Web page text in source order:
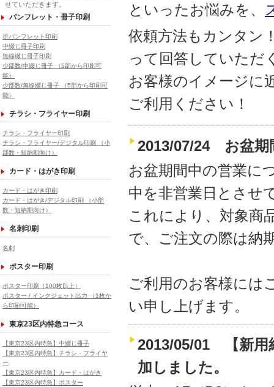
せていただきます。
といったお悩みを、
依頼方法もカンタン
って回答していただ
お客様のイメージに
ご利用ください！
2013/07/24 お盆期
お盆期間中の営業に
中を非営業日とさせ
これにより、対象商
で、ご注文の際は納
ご利用のお客様には
い申し上げます。
2013/05/01 【新用
加しました。
パンフレット・冊子印刷
折パンフレット印刷
中綴じ冊子印刷
無線綴じ冊子印刷
少部数/中綴じ冊子 （5部から印刷可
能）
少部数/無線綴じ冊子 （5部から印刷可
能）
チラシ・フライヤー印刷
チラシ・フライヤー印刷
チラシ・フライヤー/デジタル印刷 （小
部数・短納期向け）
カード・はがき印刷
カード・はがき印刷
カード・はがき/デジタル印刷 （小部
数・短納期向け）
名刺印刷
名刺
ポスター印刷
ポスター印刷（100枚以上）
ポスター / インクジェット出力 （1枚か
ら印刷可能）
東京23区内特急コース
【東京23区内特急】中綴じ冊子
【東京23区内特急】チラシ・フライヤ
ー
【東京23区内特急】カード・はがき
【東京23区内特急】ポスター